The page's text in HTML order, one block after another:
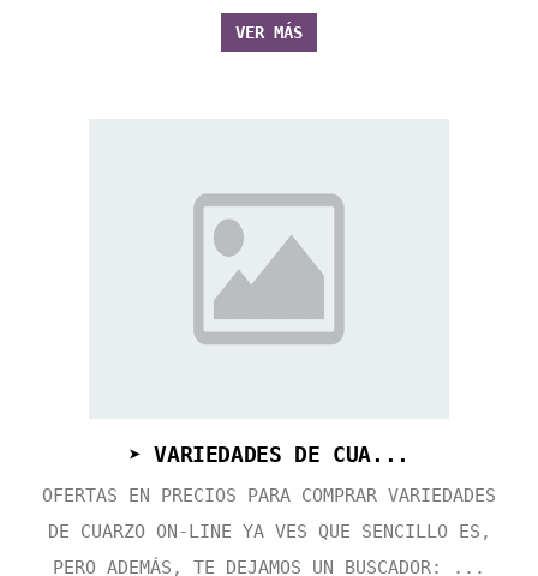
VER MÁS
➤ VARIEDADES DE CUA...
OFERTAS EN PRECIOS PARA COMPRAR VARIEDADES
DE CUARZO ON-LINE YA VES QUE SENCILLO ES,
PERO ADEMÁS, TE DEJAMOS UN BUSCADOR: ...